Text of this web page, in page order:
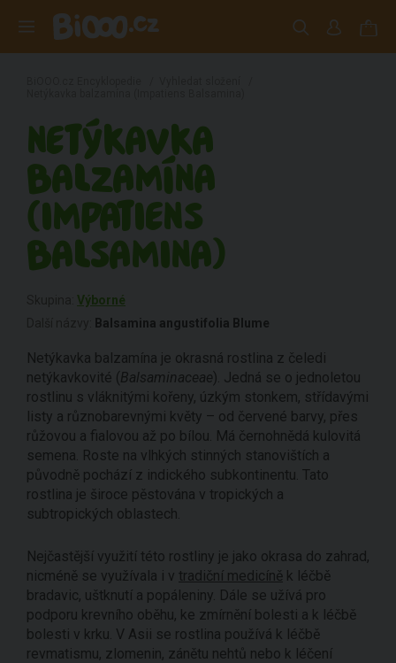
NETÝKAVKA
BALZAMÍNA
(IMPATIENS
BALSAMINA)
Výborné
Balsamina angustifolia Blume
Netýkavka balzamína je okrasná rostlina z čeledi
netýkavkovité (Balsaminaceae). Jedná se o jednoletou
rostlinu s vláknitými kořeny, úzkým stonkem, střídavými
listy a různobarevnými květy – od červené barvy, přes
růžovou a fialovou až po bílou. Má černohnědá kulovitá
semena. Roste na vlhkých stinných stanovištích a
původně pochází z indického subkontinentu. Tato
rostlina je široce pěstována v tropických a
subtropických oblastech.
Nejčastější využití této rostliny je jako okrasa do zahrad,
nicméně se využívala i v tradiční medicíně k léčbě
bradavic, uštknutí a popáleniny. Dále se užívá pro
podporu krevního oběhu, ke zmírnění bolesti a k léčbě
bolesti v krku. V Asii se rostlina používá k léčbě
revmatismu, zlomenin, zánětu nehtů nebo k léčení